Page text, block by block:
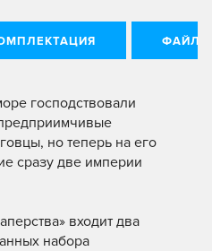
ФАЙЛЫ
господствовали
но теперь на его
сразу две империи
входит два
набора